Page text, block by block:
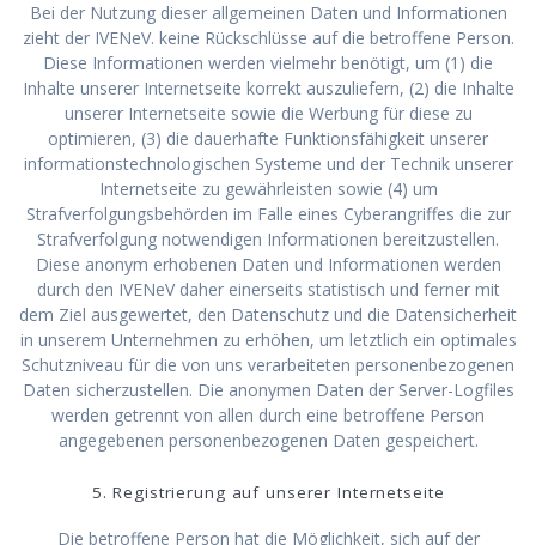
Bei der Nutzung dieser allgemeinen Daten und Informationen
zieht der IVENeV. keine Rückschlüsse auf die betroffene Person.
Diese Informationen werden vielmehr benötigt, um (1) die
Inhalte unserer Internetseite korrekt auszuliefern, (2) die Inhalte
unserer Internetseite sowie die Werbung für diese zu
optimieren, (3) die dauerhafte Funktionsfähigkeit unserer
informationstechnologischen Systeme und der Technik unserer
Internetseite zu gewährleisten sowie (4) um
Strafverfolgungsbehörden im Falle eines Cyberangriffes die zur
Strafverfolgung notwendigen Informationen bereitzustellen.
Diese anonym erhobenen Daten und Informationen werden
durch den IVENeV daher einerseits statistisch und ferner mit
dem Ziel ausgewertet, den Datenschutz und die Datensicherheit
in unserem Unternehmen zu erhöhen, um letztlich ein optimales
Schutzniveau für die von uns verarbeiteten personenbezogenen
Daten sicherzustellen. Die anonymen Daten der Server-Logfiles
werden getrennt von allen durch eine betroffene Person
angegebenen personenbezogenen Daten gespeichert.
5. Registrierung auf unserer Internetseite
Die betroffene Person hat die Möglichkeit, sich auf der